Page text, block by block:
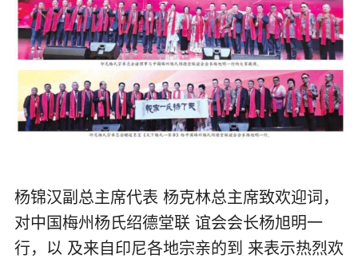
杨锦汉副总主席代表 杨克林总主席致欢迎词，
对中国梅州杨氏绍德堂联 谊会会长杨旭明一
行，以 及来自印尼各地宗亲的到 来表示热烈欢